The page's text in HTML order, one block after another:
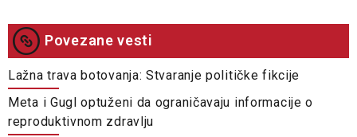
Povezane vesti
Lažna trava botovanja: Stvaranje političke fikcije
Meta i Gugl optuženi da ograničavaju informacije o
reproduktivnom zdravlju